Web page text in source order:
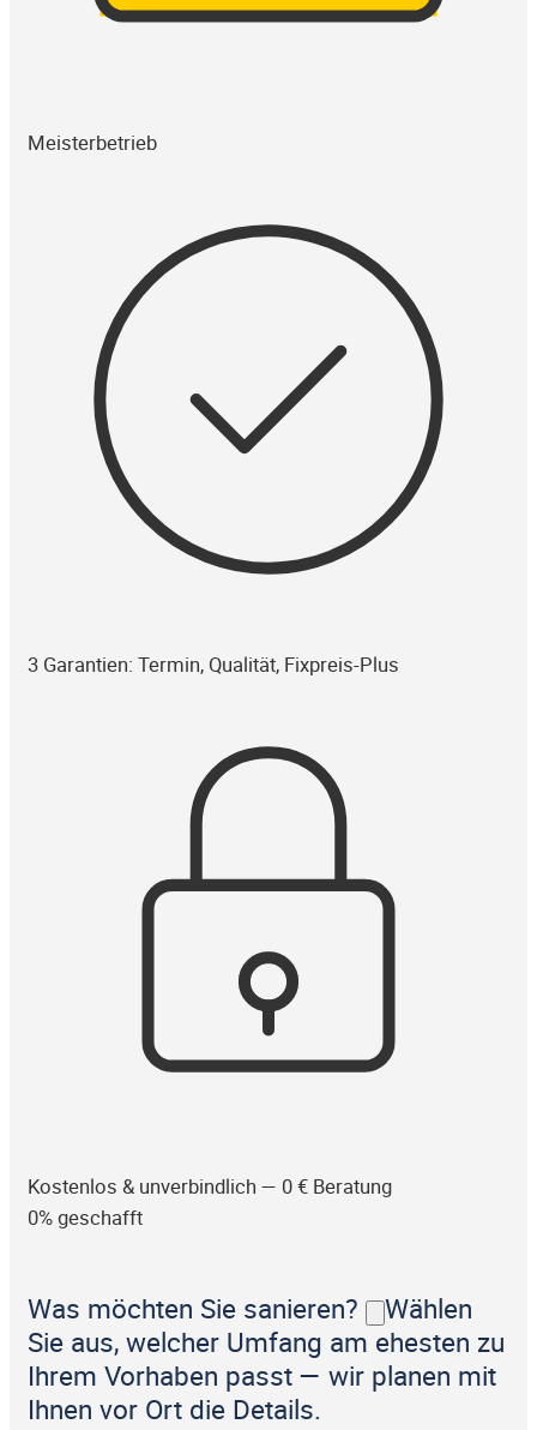
Meisterbetrieb
3 Garantien: Termin, Qualität, Fixpreis-Plus
Kostenlos & unverbindlich — 0 € Beratung
0% geschafft
Was möchten Sie sanieren?
Wählen
Sie aus, welcher Umfang am ehesten zu
Ihrem Vorhaben passt — wir planen mit
Ihnen vor Ort die Details.